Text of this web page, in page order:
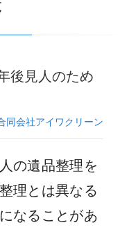
後見人のため
同会社アイワクリーン
の遺品整理を
理とは異なる
なることがあ